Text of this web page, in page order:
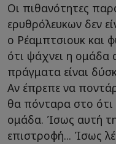
Οι πιθανότητες
ερυθρόλευκων δεν
ο Ρέαμπτσιουκ και
ότι ψάχνει η
πράγματα είναι
Αν έπρεπε να
θα πόνταρα στο ότι
ομάδα. Ίσως αυτή
επιστροφή... Ίσως